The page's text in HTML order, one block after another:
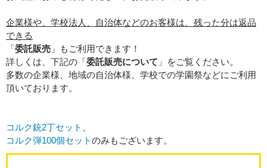
企業様や、学校法人、自治体などのお客様は、残った分は返品
できる
「委託販売 」もご利用できます！
詳しくは、下記の「委託販売について 」をご覧ください。
多数の企業様、地域の自治体様、学校での学園祭などにご利用
頂いております。
コルク銃2丁セット
コルク弾100個セットのみもございます。